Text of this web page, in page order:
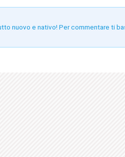
nuovo e nativo! Per commentare ti